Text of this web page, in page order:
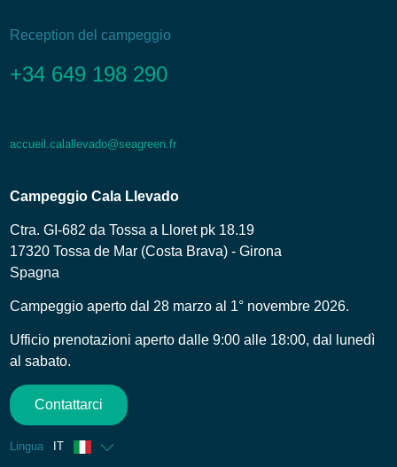
Reception del campeggio
+34 649 198 290
accueil.calallevado@seagreen.fr
Campeggio Cala Llevado
Ctra. GI-682 da Tossa a Lloret pk 18.19
17320 Tossa de Mar (Costa Brava) - Girona
Spagna
Campeggio aperto dal 28 marzo al 1° novembre 2026.
Ufficio prenotazioni aperto dalle 9:00 alle 18:00, dal lunedì
al sabato.
Contattarci
Lingua